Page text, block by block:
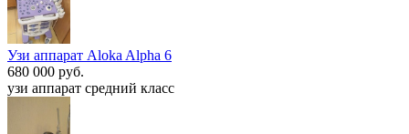
Узи аппарат Aloka Alpha 6
680 000 руб.
узи аппарат средний класс